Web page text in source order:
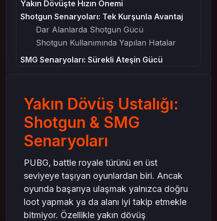
Yakın Dövüşte Hızın Önemi
Shotgun Senaryoları: Tek Kurşunla Avantaj
Dar Alanlarda Shotgun Gücü
Shotgun Kullanımında Yapılan Hatalar
SMG Senaryoları: Sürekli Ateşin Gücü
Shotgun & SMG Kombinasyonu
Eğitim ve Refleks Çalışmaları
Antrenman Modunu Kullanın
Harita Bilgisi
Sonuç: Yakın Dövüşün Ustası Olmak
Yakın Dövüş Ustalığı:
Shotgun & SMG
Senaryoları
PUBG, battle royale türünü en üst
seviyeye taşıyan oyunlardan biri. Ancak
oyunda başarıya ulaşmak yalnızca doğru
loot yapmak ya da alanı iyi takip etmekle
bitmiyor. Özellikle yakın dövüş